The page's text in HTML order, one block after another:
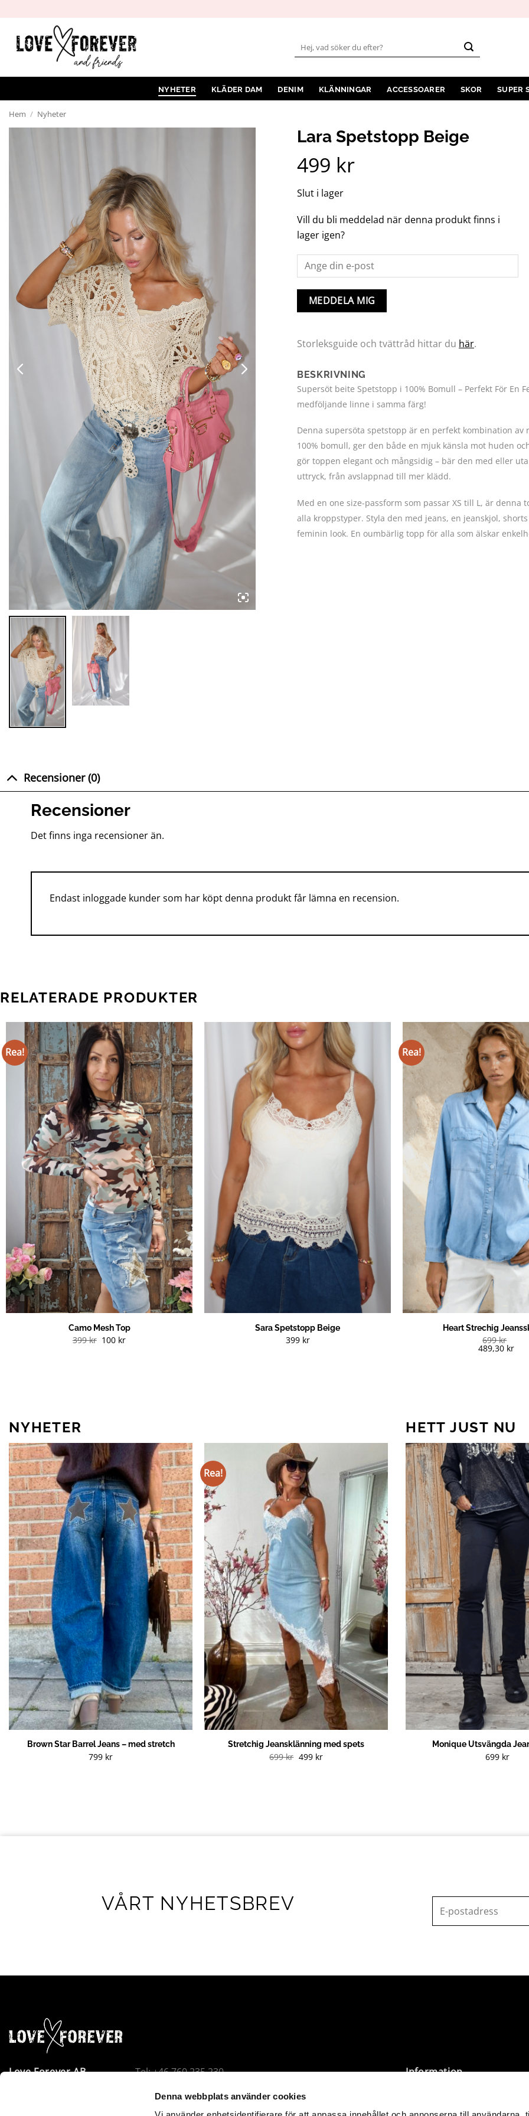
Denna webbplats använder cookies
innehåll
Sök
efter:
NYHETER KLÄDER DAM DENIM KLÄNNINGAR ACCESSOARER SKOR SUPER
Hem / Nyheter
Lara Spetstopp Beige
499 kr
Slut i lager
Vill du bli meddelad när denna produkt finns i
lager igen?
MEDDELA MIG
Storleksguide och tvättråd hittar du här.
BESKRIVNING
Supersöt beite Spetstopp i 100% Bomull – Perfekt För En
medföljande linne i samma färg!
Denna supersöta spetstopp är en perfekt kombination
100% bomull, ger den både en mjuk känsla mot huden
gör toppen elegant och mångsidig – bär den med eller
uttryck, från avslappnad till mer klädd.
Med en one size-passform som passar XS till L, är denna
alla kroppstyper. Styla den med jeans, en jeanskjol,
feminin look. En oumbärlig topp för alla som älskar
Recensioner (0)
Recensioner
Det finns inga recensioner än.
Endast inloggade kunder som har köpt denna produkt får lämna en recension.
RELATERADE PRODUKTER
Rea!
Camo Mesh Top
399kr Det
100 krDet
Sara Spetstopp Beige
399 kr
Rea!
Heart Strechig
699kr
489,30 kr
NYHETER
Brown Star Barrel Jeans – med stretch
799 kr
Rea!
Stretchig Jeansklänning med spets
699kr Det
499 krDet
HETT JUST NU
Monique Utsvängda
699 kr
VÅRT NYHETSBREV
Love Forever AB
Tel: +46 760 235 230
Org.nr: 556778-8475
Information